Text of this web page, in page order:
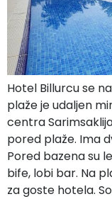
Hotel Billurcu se
plaže je udaljen
centra
pored plaže. Ima
Pored bazena su
bife, lobi bar. Na
za goste hotela.